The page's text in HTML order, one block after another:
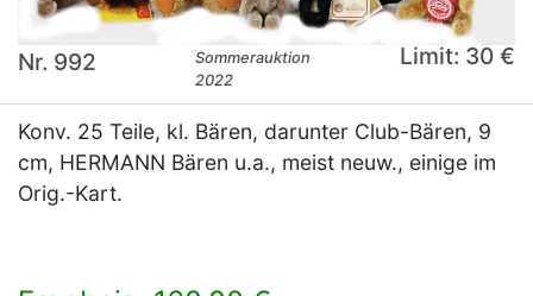
Nr. 992
Sommerauktion
2022
Limit: 30 €
Konv. 25 Teile, kl. Bären, darunter Club-Bären, 9
cm, HERMANN Bären u.a., meist neuw., einige im
Orig.-Kart.